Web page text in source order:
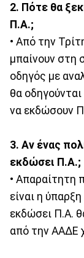
2. Πότε θα
Π.Α.;
• Από την
μπαίνουν στη
οδηγός με
θα
να εκδώσουν
3. Αν ένας
εκδώσει Π.Α.;
• Απαραίτητη
είναι η
εκδώσει Π.Α.
από την ΑΑΔΕ